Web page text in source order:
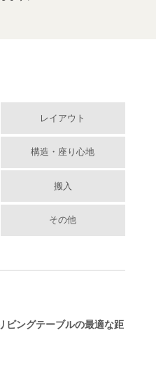
レイアウト
構造・座り心地
搬入
その他
ビングテーブルの最適な距